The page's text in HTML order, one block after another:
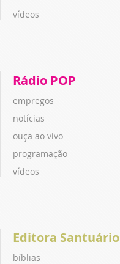
vídeos
Rádio POP
empregos
notícias
ouça ao vivo
programação
vídeos
Editora Santuário
bíblias